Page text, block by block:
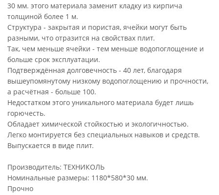
30 мм. этого материала заменит кладку из кирпича
толщиной более 1 м.
Структура - закрытая и пористая, ячейки могут быть
разными, что отразится на свойствах плит.
Так, чем меньше ячейки - тем меньше водопоглощение и
больше срок эксплуатации.
Подтверждённая долговечность - 40 лет, благодаря
вышеупомянутому низкому водопоглощению и прочности,
а расчётная - больше 100.
Недостатком этого уникального материала будет лишь
горючесть.
Обладает химической стойкостью и экологичностью.
Легко монтируется без специальных навыков и средств.
Выпускается в виде плит.
Производитель: ТЕХНИКОЛЬ
Номинальные размеры: 1180*580*30 мм.
Прочно